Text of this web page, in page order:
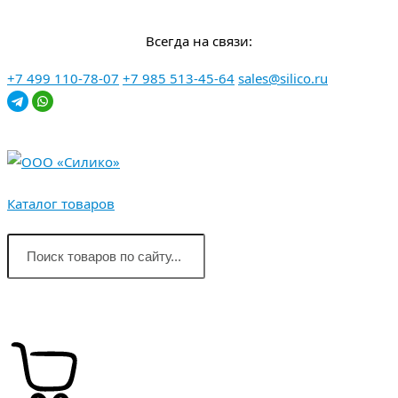
Всегда на связи:
+7 499 110-78-07 +7 985 513-45-64 sales@silico.ru
Каталог товаров